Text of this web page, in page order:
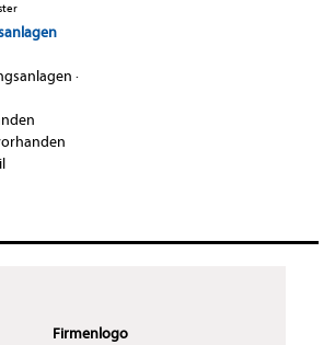
·
Firmenlogo